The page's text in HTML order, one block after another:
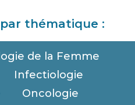
thématique :
de la Femme
Infectiologie
Oncologie